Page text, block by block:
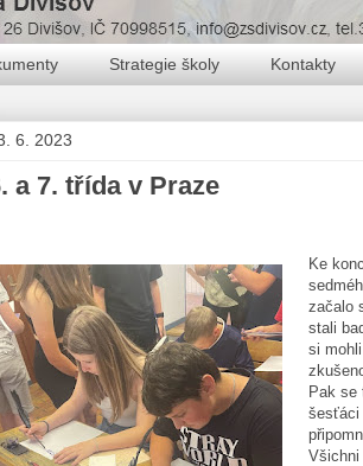
Strategie školy Kontakty
6. 2023
a 7. třída v Praze
Ke
začalo
stali
si
Pak se
šesťáci